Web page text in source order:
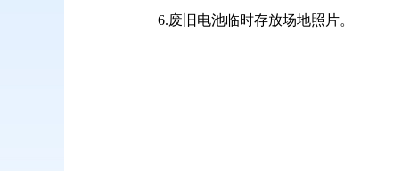
6.废旧电池临时存放场地照片。